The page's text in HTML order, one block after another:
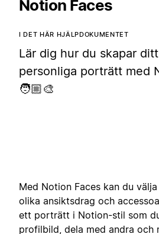
Notion Faces
I DET HÄR HJÄLPDOKUMENTET
Lär dig hur du skapar
personliga porträtt med
🧑🏼‍🎨
Med Notion Faces kan du
olika ansiktsdrag och
ett porträtt i Notion-stil som
profilbild, dela med andra och